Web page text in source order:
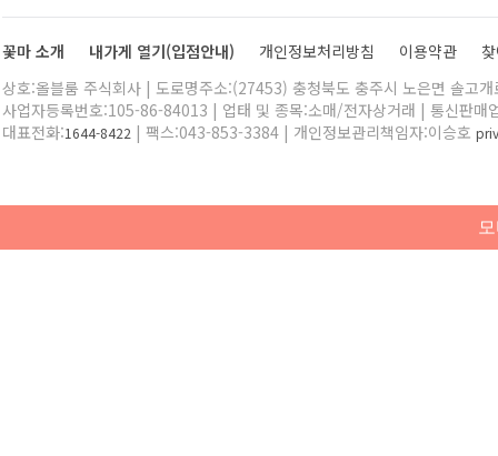
꽃마 소개 내가게 열기(입점안내) 개인정보처리방침 이용약관
상호:올블룸 주식회사 | 도로명주소:(27453) 충청북도 충주시 노은면 솔고
사업자등록번호:105-86-84013 | 업태 및 종목:소매/전자상거래 | 통신판매
대표전화:1644-8422 | 팩스:043-853-3384 | 개인정보관리책임자:이승호